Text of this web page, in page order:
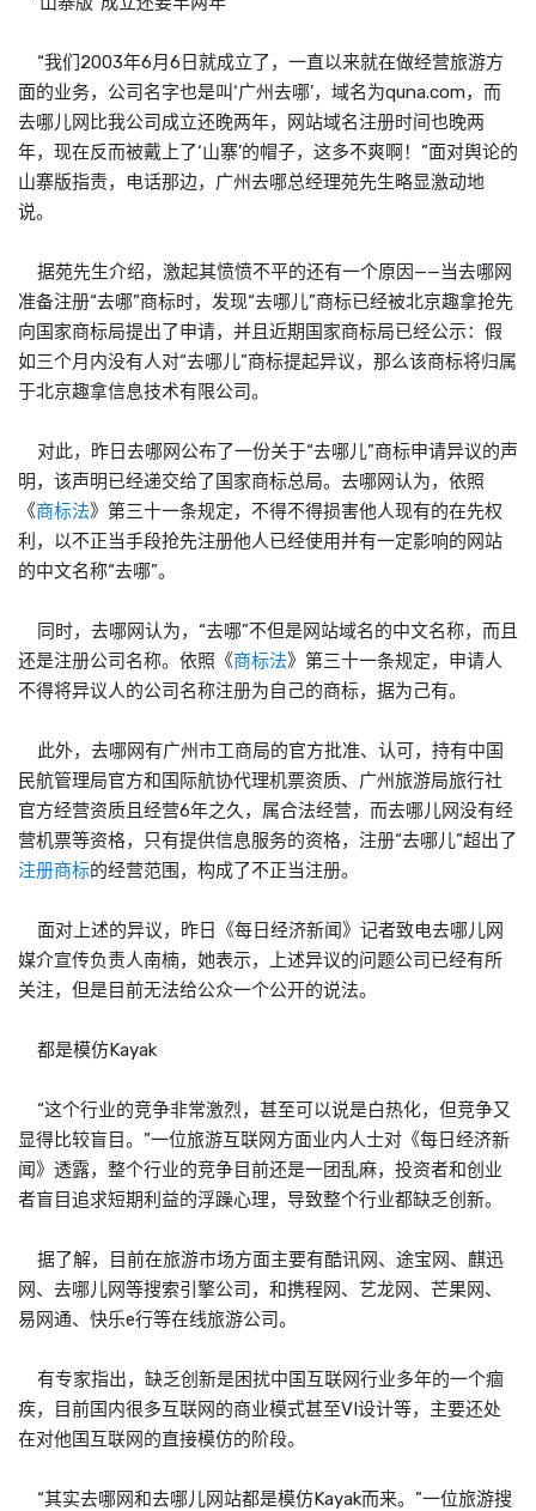
“我们2003年6月6日就成立了，一直以来就在做经营旅游方
面的业务，公司名字也是叫‘广州去哪’，域名为quna.com，而
去哪儿网比我公司成立还晚两年，网站域名注册时间也晚两
年，现在反而被戴上了‘山寨’的帽子，这多不爽啊！”面对舆论的
山寨版指责，电话那边，广州去哪总经理苑先生略显激动地
说。
据苑先生介绍，激起其愤愤不平的还有一个原因——当去哪网
准备注册“去哪”商标时，发现“去哪儿”商标已经被北京趣拿抢先
向国家商标局提出了申请，并且近期国家商标局已经公示：假
如三个月内没有人对“去哪儿”商标提起异议，那么该商标将归属
于北京趣拿信息技术有限公司。
对此，昨日去哪网公布了一份关于“去哪儿”商标申请异议的声
明，该声明已经递交给了国家商标总局。去哪网认为，依照
《商标法》第三十一条规定，不得不得损害他人现有的在先权
利，以不正当手段抢先注册他人已经使用并有一定影响的网站
的中文名称“去哪”。
同时，去哪网认为，“去哪”不但是网站域名的中文名称，而且
还是注册公司名称。依照《商标法》第三十一条规定，申请人
不得将异议人的公司名称注册为自己的商标，据为己有。
此外，去哪网有广州市工商局的官方批准、认可，持有中国
民航管理局官方和国际航协代理机票资质、广州旅游局旅行社
官方经营资质且经营6年之久，属合法经营，而去哪儿网没有经
营机票等资格，只有提供信息服务的资格，注册“去哪儿”超出了
注册商标的经营范围，构成了不正当注册。
面对上述的异议，昨日《每日经济新闻》记者致电去哪儿网
媒介宣传负责人南楠，她表示，上述异议的问题公司已经有所
关注，但是目前无法给公众一个公开的说法。
都是模仿Kayak
“这个行业的竞争非常激烈，甚至可以说是白热化，但竞争又
显得比较盲目。”一位旅游互联网方面业内人士对《每日经济新
闻》透露，整个行业的竞争目前还是一团乱麻，投资者和创业
者盲目追求短期利益的浮躁心理，导致整个行业都缺乏创新。
据了解，目前在旅游市场方面主要有酷讯网、途宝网、麒迅
网、去哪儿网等搜索引擎公司，和携程网、艺龙网、芒果网、
易网通、快乐e行等在线旅游公司。
有专家指出，缺乏创新是困扰中国互联网行业多年的一个痼
疾，目前国内很多互联网的商业模式甚至VI设计等，主要还处
在对他国互联网的直接模仿的阶段。
“其实去哪网和去哪儿网站都是模仿Kayak而来。”一位旅游搜